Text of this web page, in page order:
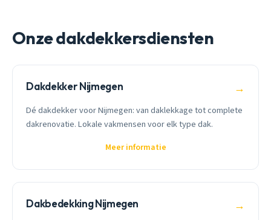
Onze dakdekkersdiensten
Dakdekker Nijmegen →
Dé dakdekker voor Nijmegen: van daklekkage tot complete
dakrenovatie. Lokale vakmensen voor elk type dak.
Meer informatie
Dakbedekking Nijmegen →